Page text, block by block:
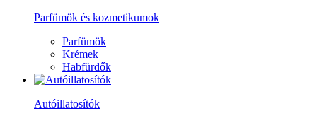
Parfümök és kozmetikumok
Parfümök
Krémek
Habfürdők
Autóillatosítók